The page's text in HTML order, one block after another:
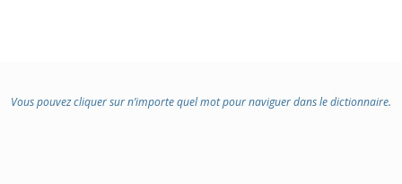
Vous pouvez cliquer sur n’importe quel mot pour naviguer dans le dictionnaire.